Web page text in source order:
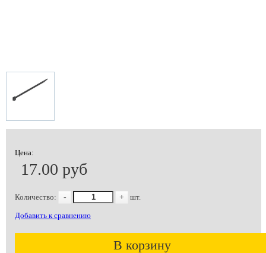
Цена:
17.00 руб
Количество: - + шт.
Добавить к сравнению
В корзину